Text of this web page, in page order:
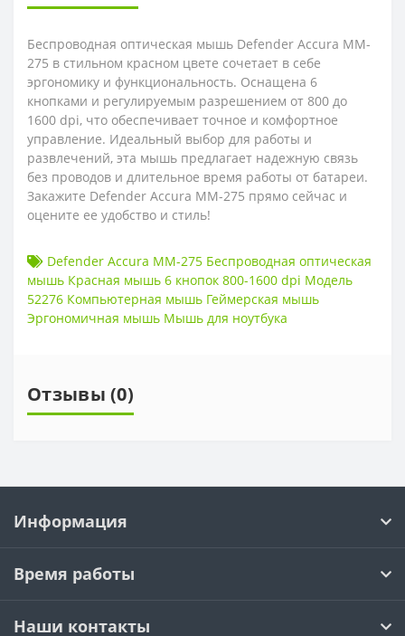
Беспроводная оптическая мышь Defender Accura MM-
275 в стильном красном цвете сочетает в себе
эргономику и функциональность. Оснащена 6
кнопками и регулируемым разрешением от 800 до
1600 dpi, что обеспечивает точное и комфортное
управление. Идеальный выбор для работы и
развлечений, эта мышь предлагает надежную связь
без проводов и длительное время работы от батареи.
Закажите Defender Accura MM-275 прямо сейчас и
оцените ее удобство и стиль!
Defender Accura MM-275 Беспроводная оптическая
мышь Красная мышь 6 кнопок 800-1600 dpi Модель
52276 Компьютерная мышь Геймерская мышь
Эргономичная мышь Мышь для ноутбука
Отзывы (0)
Информация
Время работы
Наши контакты